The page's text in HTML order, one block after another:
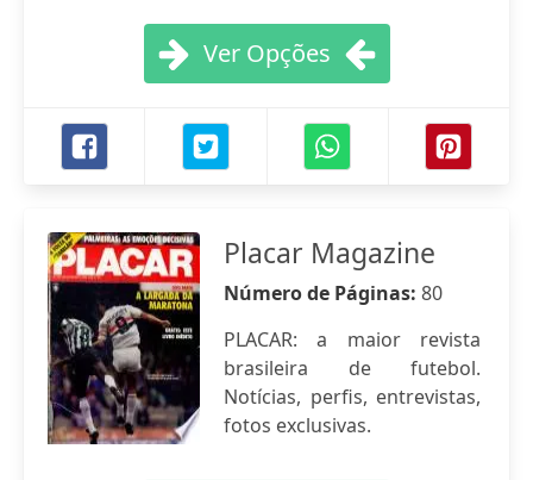
Ver Opções
Placar Magazine
Número de Páginas: 80
PLACAR: a maior revista
brasileira de futebol.
Notícias, perfis, entrevistas,
fotos exclusivas.